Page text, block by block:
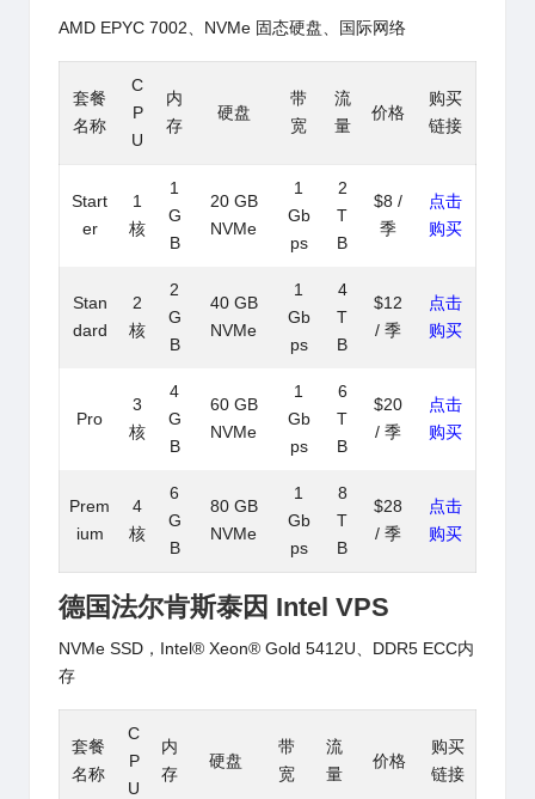
AMD EPYC 7002、NVMe 固态硬盘、国际网络
套餐
名称
C
P
U
内
存
硬盘
带
宽
流
量
价格
购买
链接
Start
er
1
核
1
G
B
20 GB
NVMe
1
Gb
ps
2
T
B
$8 /
季
点击
购买
Stan
dard
2
核
2
G
B
40 GB
NVMe
1
Gb
ps
4
T
B
$12
/ 季
点击
购买
Pro
3
核
4
G
B
60 GB
NVMe
1
Gb
ps
6
T
B
$20
/ 季
点击
购买
Prem
ium
4
核
6
G
B
80 GB
NVMe
1
Gb
ps
8
T
B
$28
/ 季
点击
购买
德国法尔肯斯泰因 Intel VPS
NVMe SSD，Intel® Xeon® Gold 5412U、DDR5 ECC内
存
套餐
名称
C
P
U
内
存
硬盘
带
宽
流
量
价格
购买
链接